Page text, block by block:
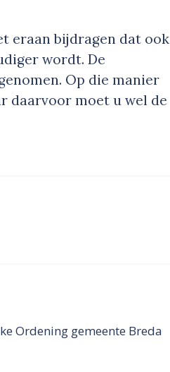
eraan bijdragen dat ook
wordt. De
Op die manier
daarvoor moet u wel de
Ordening gemeente Breda